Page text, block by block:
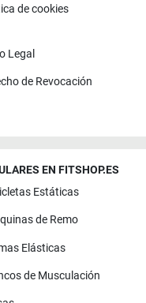
de cookies
Legal
de Revocación
EN FITSHOP.ES
Estáticas
de Remo
Elásticas
de Musculación